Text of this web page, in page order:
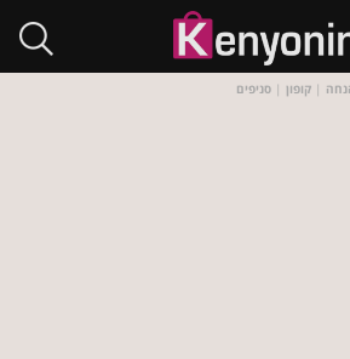
| קופון | סניפים